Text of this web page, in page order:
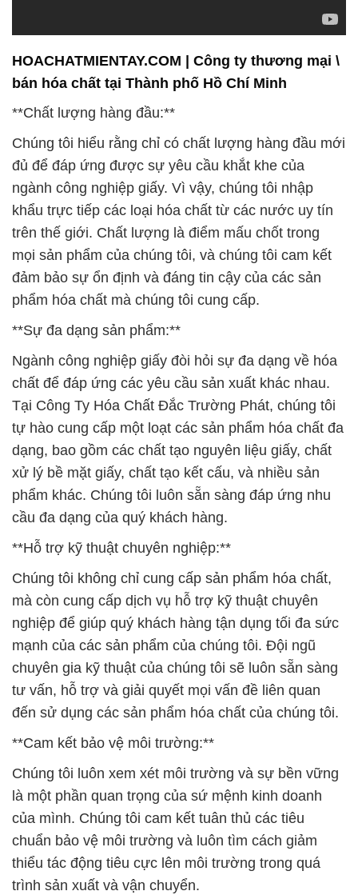
HOACHATMIENTAY.COM | Công ty thương mại \
bán hóa chất tại Thành phố Hồ Chí Minh
**Chất lượng hàng đầu:**
Chúng tôi hiểu rằng chỉ có chất lượng hàng đầu mới
đủ để đáp ứng được sự yêu cầu khắt khe của
ngành công nghiệp giấy. Vì vậy, chúng tôi nhập
khẩu trực tiếp các loại hóa chất từ các nước uy tín
trên thế giới. Chất lượng là điểm mấu chốt trong
mọi sản phẩm của chúng tôi, và chúng tôi cam kết
đảm bảo sự ổn định và đáng tin cậy của các sản
phẩm hóa chất mà chúng tôi cung cấp.
**Sự đa dạng sản phẩm:**
Ngành công nghiệp giấy đòi hỏi sự đa dạng về hóa
chất để đáp ứng các yêu cầu sản xuất khác nhau.
Tại Công Ty Hóa Chất Đắc Trường Phát, chúng tôi
tự hào cung cấp một loạt các sản phẩm hóa chất đa
dạng, bao gồm các chất tạo nguyên liệu giấy, chất
xử lý bề mặt giấy, chất tạo kết cấu, và nhiều sản
phẩm khác. Chúng tôi luôn sẵn sàng đáp ứng nhu
cầu đa dạng của quý khách hàng.
**Hỗ trợ kỹ thuật chuyên nghiệp:**
Chúng tôi không chỉ cung cấp sản phẩm hóa chất,
mà còn cung cấp dịch vụ hỗ trợ kỹ thuật chuyên
nghiệp để giúp quý khách hàng tận dụng tối đa sức
mạnh của các sản phẩm của chúng tôi. Đội ngũ
chuyên gia kỹ thuật của chúng tôi sẽ luôn sẵn sàng
tư vấn, hỗ trợ và giải quyết mọi vấn đề liên quan
đến sử dụng các sản phẩm hóa chất của chúng tôi.
**Cam kết bảo vệ môi trường:**
Chúng tôi luôn xem xét môi trường và sự bền vững
là một phần quan trọng của sứ mệnh kinh doanh
của mình. Chúng tôi cam kết tuân thủ các tiêu
chuẩn bảo vệ môi trường và luôn tìm cách giảm
thiểu tác động tiêu cực lên môi trường trong quá
trình sản xuất và vận chuyển.